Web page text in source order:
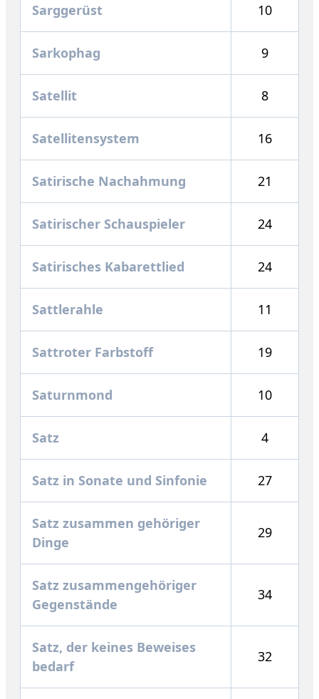
Sarggerüst 10
Sarkophag 9
Satellit 8
Satellitensystem 16
Satirische Nachahmung 21
Satirischer Schauspieler 24
Satirisches Kabarettlied 24
Sattlerahle 11
Sattroter Farbstoff 19
Saturnmond 10
Satz 4
Satz in Sonate und Sinfonie 27
Satz zusammen gehöriger
Dinge
29
Satz zusammengehöriger
Gegenstände
34
Satz, der keines Beweises
bedarf
32